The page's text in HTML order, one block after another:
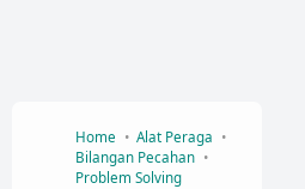
Home
Alat Peraga
Bilangan Pecahan
Problem Solving